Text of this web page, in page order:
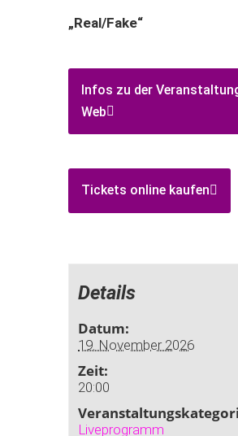
„Real/Fake“
Infos zu der
Web
Tickets online kaufen
Details
Datum:
19. November 2026
Zeit:
20:00
Liveprogramm